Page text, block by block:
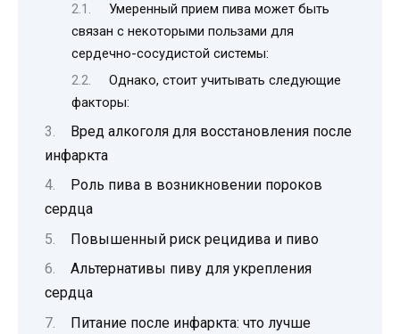
Умеренный прием пива может быть
связан с некоторыми пользами для
сердечно-сосудистой системы:
Однако, стоит учитывать следующие
факторы:
Вред алкоголя для восстановления после
инфаркта
Роль пива в возникновении пороков
сердца
Повышенный риск рецидива и пиво
Альтернативы пиву для укрепления
сердца
Питание после инфаркта: что лучше